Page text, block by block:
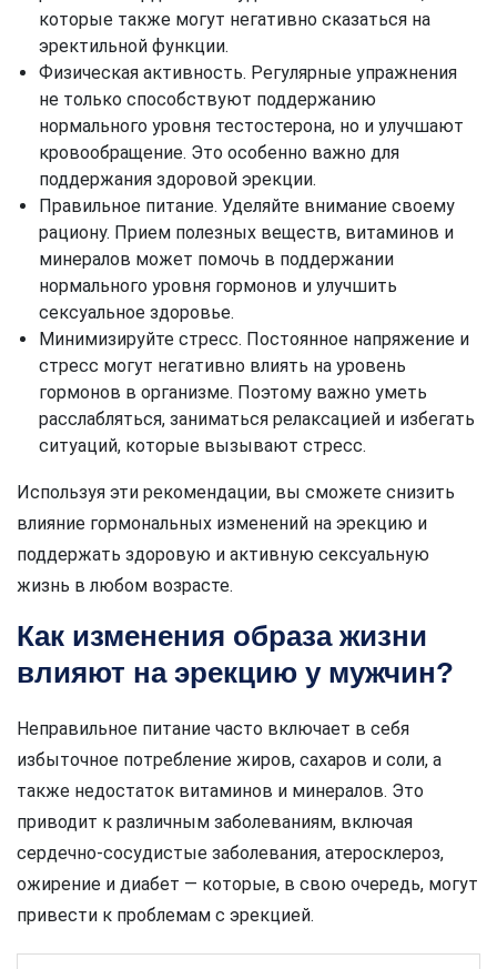
которые также могут негативно сказаться на
эректильной функции.
Физическая активность. Регулярные упражнения
не только способствуют поддержанию
нормального уровня тестостерона, но и улучшают
кровообращение. Это особенно важно для
поддержания здоровой эрекции.
Правильное питание. Уделяйте внимание своему
рациону. Прием полезных веществ, витаминов и
минералов может помочь в поддержании
нормального уровня гормонов и улучшить
сексуальное здоровье.
Минимизируйте стресс. Постоянное напряжение и
стресс могут негативно влиять на уровень
гормонов в организме. Поэтому важно уметь
расслабляться, заниматься релаксацией и избегать
ситуаций, которые вызывают стресс.
Используя эти рекомендации, вы сможете снизить
влияние гормональных изменений на эрекцию и
поддержать здоровую и активную сексуальную
жизнь в любом возрасте.
Как изменения образа жизни
влияют на эрекцию у мужчин?
Неправильное питание часто включает в себя
избыточное потребление жиров, сахаров и соли, а
также недостаток витаминов и минералов. Это
приводит к различным заболеваниям, включая
сердечно-сосудистые заболевания, атеросклероз,
ожирение и диабет — которые, в свою очередь, могут
привести к проблемам с эрекцией.